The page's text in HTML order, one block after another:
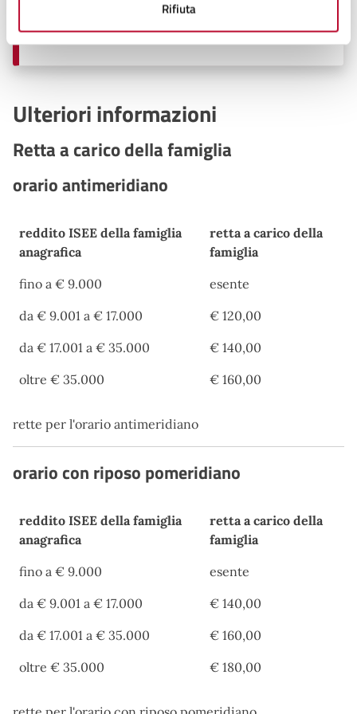
Rifiuta
E-mail:istruzione@comune.volterra.pi.it
Ulteriori informazioni
Retta a carico della famiglia
orario antimeridiano
reddito ISEE della famiglia
anagrafica
retta a carico della
famiglia
reddito ISEE della famiglia
retta a carico della
fino a € 9.000
esente
da € 9.001 a € 17.000
€ 120,00
da € 17.001 a € 35.000
€ 140,00
oltre € 35.000
€ 160,00
rette per l'orario antimeridiano
orario con riposo pomeridiano
reddito ISEE della famiglia
anagrafica
retta a carico della
famiglia
reddito ISEE della famiglia
retta a carico della
fino a € 9.000
esente
da € 9.001 a € 17.000
€ 140,00
da € 17.001 a € 35.000
€ 160,00
oltre € 35.000
€ 180,00